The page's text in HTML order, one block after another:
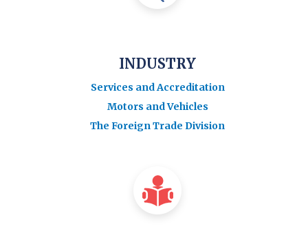
INDUSTRY
Services and Accreditation
Motors and Vehicles
The Foreign Trade Division